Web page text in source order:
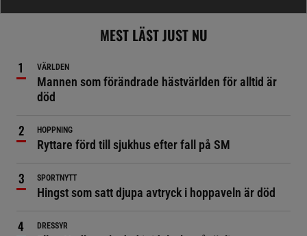
MEST LÄST JUST NU
VÄRLDEN
Mannen som förändrade hästvärlden för alltid är
död
HOPPNING
Ryttare förd till sjukhus efter fall på SM
SPORTNYTT
Hingst som satt djupa avtryck i hoppaveln är död
DRESSYR